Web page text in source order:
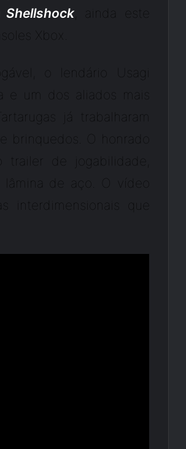
Shellshock, ainda este
Xbox.
o lendário Usagi
e um dos aliados mais
já trabalharam
brinquedos. O honrado
de jogabilidade,
de aço. O vídeo
que